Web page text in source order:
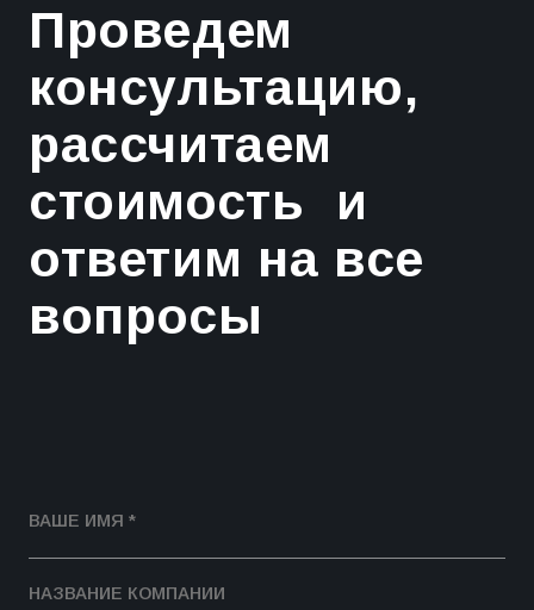
Проведем
консультацию,
рассчитаем
стоимость и
ответим на все
вопросы